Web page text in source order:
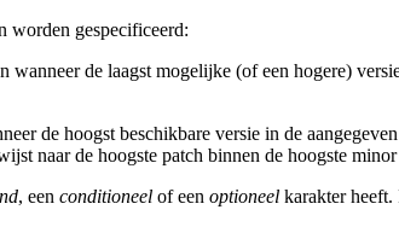
worden gespecificeerd:
wanneer de laagst mogelijke (of een hogere)
de hoogst beschikbare versie in de
naar de hoogste patch binnen de hoogste
, een conditioneel of een optioneel karakter